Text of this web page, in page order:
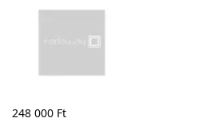
248 000 Ft